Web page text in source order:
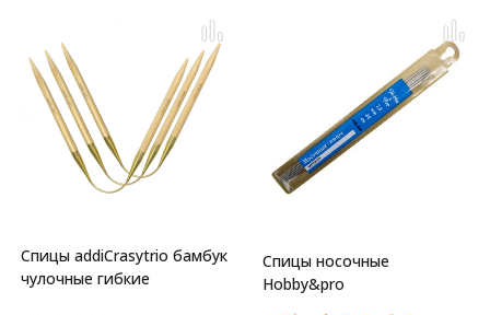
Спицы addiCrasytrio бамбук
чулочные гибкие
Спицы носочные
Hobby&pro